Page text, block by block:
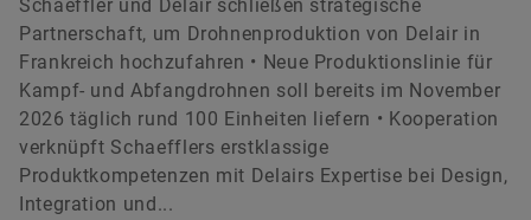
Schaeffler und Delair schließen strategische
Partnerschaft, um Drohnenproduktion von Delair in
Frankreich hochzufahren • Neue Produktionslinie für
Kampf- und Abfangdrohnen soll bereits im November
2026 täglich rund 100 Einheiten liefern • Kooperation
verknüpft Schaefflers erstklassige
Produktkompetenzen mit Delairs Expertise bei Design,
Integration und...